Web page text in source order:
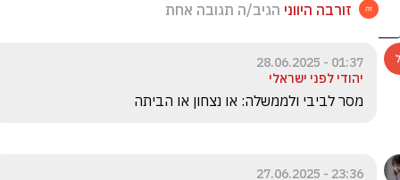
זורבה היווני הגיב/ה תגובה אחת
01:37 - 28.06.2025
יהודי לפני ישראלי
מסר לביבי ולממשלה: או נצחון או הביתה
23:36 - 27.06.2025